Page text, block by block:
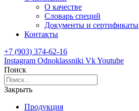
О качестве
Словарь специй
Документы и сертификаты
Контакты
+7 (903) 374-62-16
Instagram Odnoklassniki VkYoutube
Поиск
Закрыть
Продукция